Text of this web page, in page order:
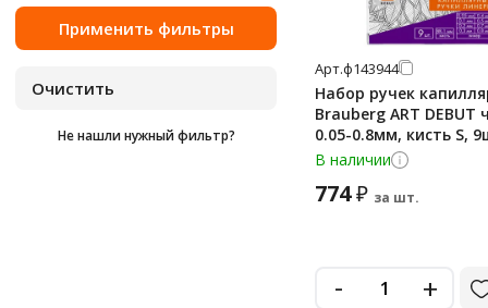
ярко-фиолетовый
фиолетовый
черный
0.3 мм
0.3/0.4/0.8 мм
Не нашли нужный фильтр?
Арт.ф143944
Набор ручек
Brauberg ART DEBUT
0.05-0.8мм, кисть S,
В наличии
774₽ за шт.
- +